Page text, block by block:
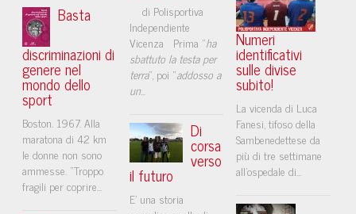
Basta
discriminazioni di
genere nel
mondo dello
sport
Boston. 1967. Alla
maratona di 42 km
le donne non sono
ammesse. "Troppo
fragili per coprire...
di Polisportiva
Independiente
Vicenza Prima “ha
sbattuto la testa per
terra”, poi “addosso a
un...
Di
corsa
verso
il futuro
E’ una storia
Numeri
identificativi
sulle divise
subito!
La vicenda di Luca
Fanesi, tifoso della
Sambenedettese da
più di tre settimane
all'ospedale di...